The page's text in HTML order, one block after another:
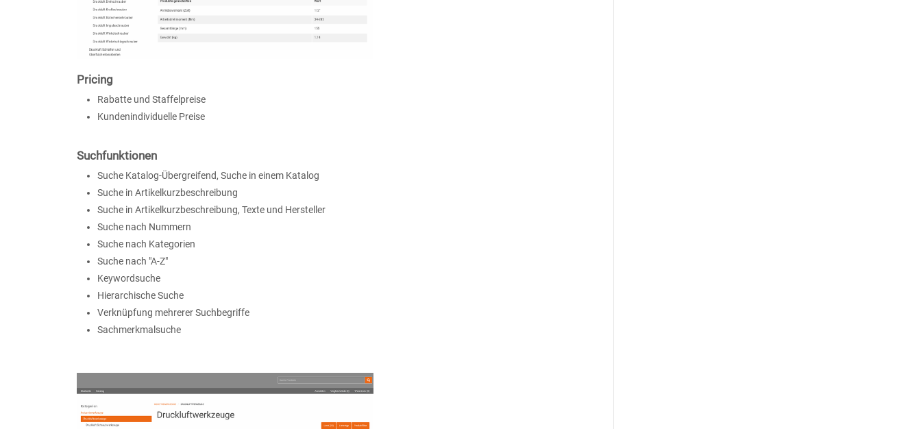
Pricing
Rabatte und Staffelpreise
Kundenindividuelle Preise
Suchfunktionen
Suche Katalog-Übergreifend, Suche in einem Katalog
Suche in Artikelkurzbeschreibung
Suche in Artikelkurzbeschreibung, Texte und Hersteller
Suche nach Nummern
Suche nach Kategorien
Suche nach "A-Z"
Keywordsuche
Hierarchische Suche
Verknüpfung mehrerer Suchbegriffe
Sachmerkmalsuche